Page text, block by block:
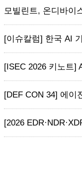
모빌린트, 온디바이
[이슈칼럼] 한국 AI
[ISEC 2026 키노트]
[DEF CON 34] 에이
[2026